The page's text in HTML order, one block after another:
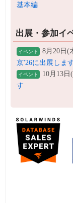
基本編
出展・参加イ
イベント 8月20日(
京'26に出展しま
イベント 10月13
す